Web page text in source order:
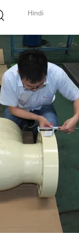
Hindi